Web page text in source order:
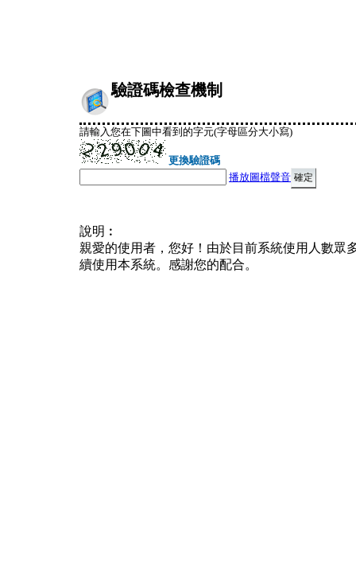
驗證碼檢查機制
請輸入您在下圖中看到的字元(字母區分大小寫)
更換驗證碼
播放圖檔聲音
說明︰
親愛的使用者，您好！由於目前系統使用人數眾
續使用本系統。感謝您的配合。